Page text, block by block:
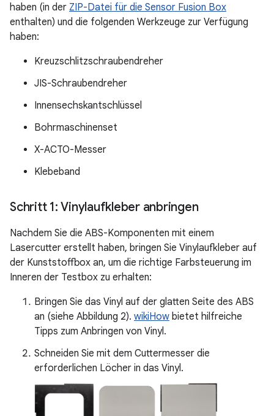
haben (in der ZIP-Datei für die Sensor Fusion Box
enthalten) und die folgenden Werkzeuge zur Verfügung
haben:
Kreuzschlitzschraubendreher
JIS-Schraubendreher
Innensechskantschlüssel
Bohrmaschinenset
X-ACTO-Messer
Klebeband
Schritt 1: Vinylaufkleber anbringen
Nachdem Sie die ABS-Komponenten mit einem
Lasercutter erstellt haben, bringen Sie Vinylaufkleber auf
der Kunststoffbox an, um die richtige Farbsteuerung im
Inneren der Testbox zu erhalten:
Bringen Sie das Vinyl auf der glatten Seite des ABS
an (siehe Abbildung 2). wikiHow bietet hilfreiche
Tipps zum Anbringen von Vinyl.
Schneiden Sie mit dem Cuttermesser die
erforderlichen Löcher in das Vinyl.